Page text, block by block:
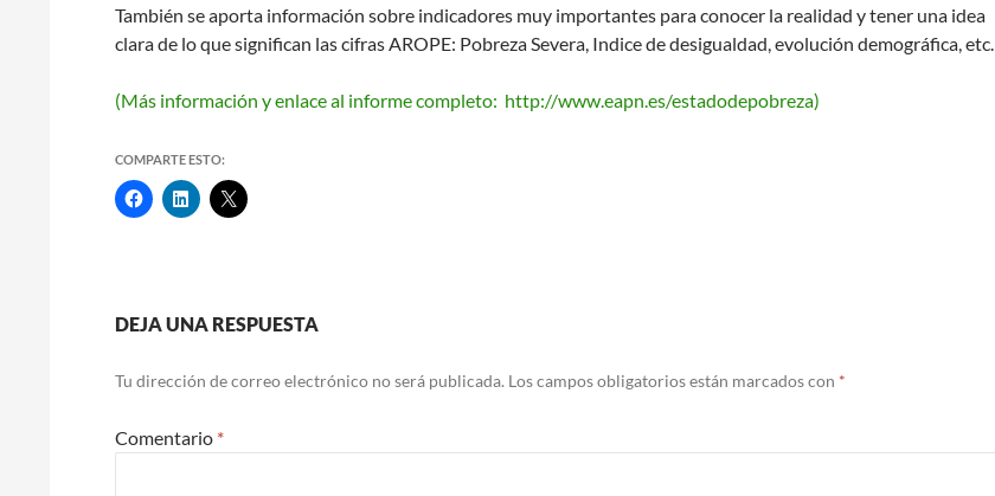
También se aporta información sobre indicadores muy importantes para conocer la realidad y tener una idea
clara de lo que significan las cifras AROPE: Pobreza Severa, Indice de desigualdad, evolución demográfica, etc.
(Más información y enlace al informe completo: http://www.eapn.es/estadodepobreza)
COMPARTE ESTO:
Navegación
de
DEJA UNA RESPUESTA
Tu dirección de correo electrónico no será publicada. Los campos obligatorios están marcados con *
Comentario *